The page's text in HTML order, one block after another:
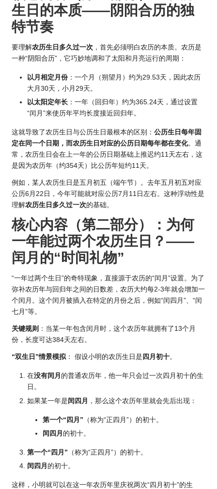
生日的本质——阴阳合历的独
特节奏
要理解农历生日多久过一次 ，首先必须明白农历的本质。农历是
一种“阴阳合历”，它巧妙地调和了太阳和月亮运行的周期：
以月相定月份：一个月（朔望月）约为29.53天，因此农历
大月30天，小月29天。
以太阳定年长 ：一年（回归年）约为365.24天，通过设置
“闰月”来使历年平均长度接近回归年。
这就导致了农历生日与公历生日最根本的区别： 公历生日每年固
定在同一个日期，而农历生日对应的公历日期每年都在变化。通
常，农历生日会在上一年的公历日期基础上推迟约11天左右，这
是因为农历年（约354天）比公历年短约11天。
例如，某人农历生日是五月初五（端午节）。去年五月初五对应
公历6月22日，今年可能就对应公历7月11日左右。这种浮动性是
理解农历生日多久过一次的基础。
核心内容（第二部分）：为何
一年能过两个农历生日？——
闰月的“时间礼物”
“一年过两个生日”的奇特现象，直接源于农历的“闰月”设置。为了
弥补农历年与回归年之间的日数差，农历大约每2-3年就会增加一
个闰月。这个闰月被插入在特定的月份之后，例如“闰四月”、“闰
七月”等。
关键规则 ：当某一年包含闰月时，这个农历年就拥有了13个月
份，长度可达384天左右。
“双生日”情景模拟 ： 假设小明的农历生日是 四月初十。
在没有闰月 的普通农历年，他一年只会过一次四月初十的生
日。
如果某一年是闰四月 ，那么这个农历年里就会先后出现：
第一个“四月” （称为“正四月”）的初十。
闰四月 的初十。
第一个“四月” （称为“正四月”）的初十。
闰四月 的初十。
这样，小明就可以在这一年农历年里庆祝两次“四月初十”的生